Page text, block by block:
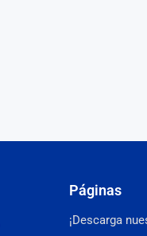
Páginas
¡Descarga